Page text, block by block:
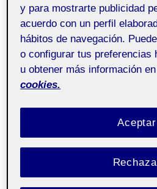
y para mostrarte publicidad
acuerdo con un perfil
hábitos de navegación.
o configurar tus preferencias
u obtener más información
cookies.
Aceptar